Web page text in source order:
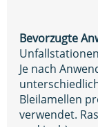
Bevorzugte
Je nach
Bleilamellen
verwendet.